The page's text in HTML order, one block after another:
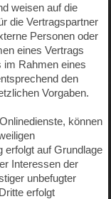
weisen auf die
die Vertragspartner
Personen oder
eines Vertrags
im Rahmen eines
den
Vorgaben.
können
erfolgt auf Grundlage
Interessen der
unbefugter
erfolgt